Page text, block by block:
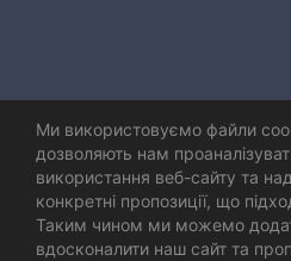
Ми використовуємо файли
дозволяють нам
використання веб-сайту та
конкретні пропозиції, що
Таким чином ми можемо
вдосконалити наш сайт та